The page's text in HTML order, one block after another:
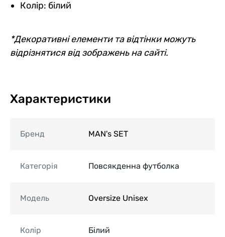
Колір: білий
*Декоративні елементи та відтінки можуть
відрізнятися від зображень на сайті.
Характеристики
Бренд MAN's SET
Категорія Повсякденна футболка
Модель Oversize Unisex
Колір Білий